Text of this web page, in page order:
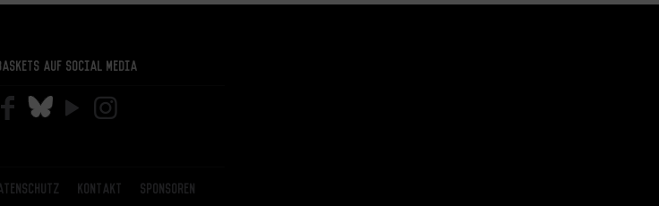
auf Social Media
Kontakt Sponsoren